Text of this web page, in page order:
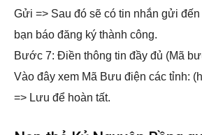
Gửi => Sau đó sẽ có tin nhắn gửi
bạn báo đăng ký thành công.
Bước 7: Điền thông tin đầy đủ (Mã
Vào đây xem Mã Bưu điện các tỉnh:
=> Lưu để hoàn tất.